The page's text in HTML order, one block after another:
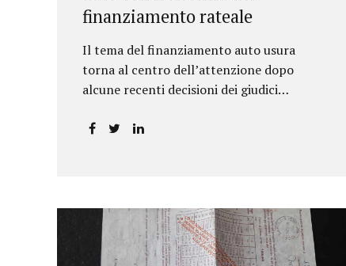
finanziamento rateale
Il tema del finanziamento auto usura
torna al centro dell’attenzione dopo
alcune recenti decisioni dei giudici
anche i costi assicurativi collegati al
consumatori.